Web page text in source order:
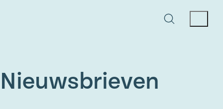
Nieuwsbrieven